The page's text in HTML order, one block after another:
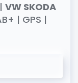
VW SKODA
| GPS |